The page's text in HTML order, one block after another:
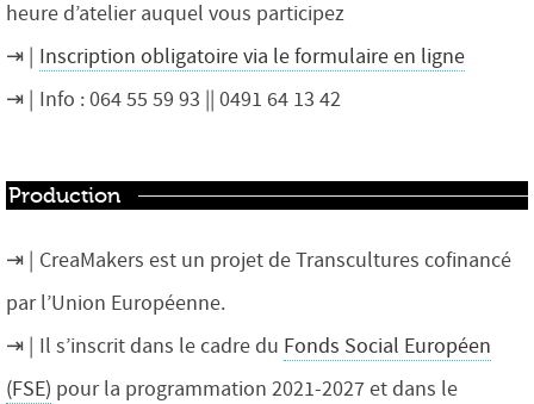
heure d’atelier auquel vous participez
Inscription obligatoire via le formulaire en ligne
Info :064 55 59 93 || 0491 64 13 42
Production
CreaMakers est un projet de Transcultures cofinancé
par l’Union Européenne.
Il s’inscrit dans le cadre du Fonds Social Européen
(FSE) pour la programmation 2021-2027 et dans le